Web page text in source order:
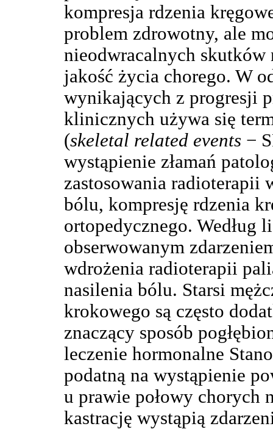
kompresja rdzenia
problem zdrowotny, ale
nieodwracalnych skutków
jakość życia chorego. W
wynikających z progresji
klinicznych używa się
(skeletal related events −
wystąpienie złamań
zastosowania radioterapii
bólu, kompresję rdzenia
ortopedycznego. Według
obserwowanym
wdrożenia radioterapii
nasilenia bólu. Starsi
krokowego są często
znaczący sposób
leczenie hormonalne
podatną na wystąpienie
u prawie połowy chorych
kastrację wystąpią